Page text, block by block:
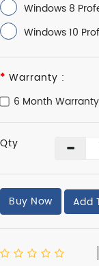
Windows 8
Windows 10
Warranty :
6 Month
Qty
Buy Now Add